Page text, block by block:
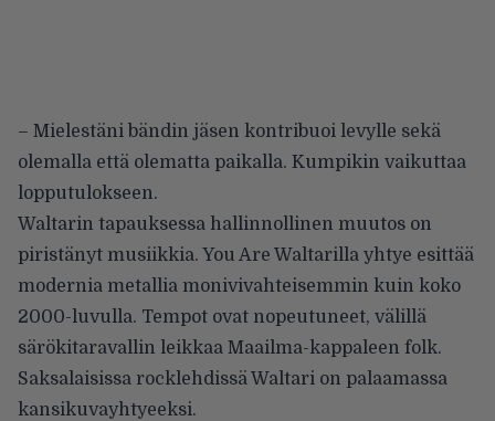
– Mielestäni bändin jäsen kontribuoi levylle sekä
olemalla että olematta paikalla. Kumpikin vaikuttaa
lopputulokseen.
Waltarin tapauksessa hallinnollinen muutos on
piristänyt musiikkia. You Are Waltarilla yhtye esittää
modernia metallia monivivahteisemmin kuin koko
2000-luvulla. Tempot ovat nopeutuneet, välillä
särökitaravallin leikkaa Maailma-kappaleen folk.
Saksalaisissa rocklehdissä Waltari on palaamassa
kansikuvayhtyeeksi.